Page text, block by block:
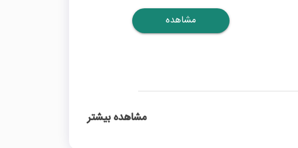
مشاهده
مشاهده بیشتر